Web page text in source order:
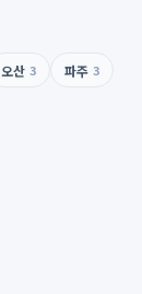
오산 3 파주 3